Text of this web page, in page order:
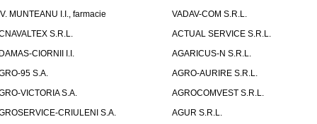
MUNTEANU I.I., farmacie
VADAV-COM S.R.L.
S.R.L.
ACTUAL SERVICE S.R.L.
CIORNII I.I.
AGARICUS-N S.R.L.
95 S.A.
AGRO-AURIRE S.R.L.
VICTORIA S.A.
AGROCOMVEST S.R.L.
CRIULENI S.A.
AGUR S.R.L.